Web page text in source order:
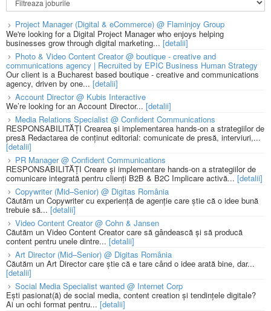
Project Manager (Digital & eCommerce) @ Flaminjoy Group
We're looking for a Digital Project Manager who enjoys helping
businesses grow through digital marketing... [detalii]
Photo & Video Content Creator @ boutique - creative and
communications agency | Recruited by EPIC Business Human Strategy
Our client is a Bucharest based boutique - creative and communications
agency, driven by one... [detalii]
Account Director @ Kubis Interactive
We’re looking for an Account Director... [detalii]
Media Relations Specialist @ Confident Communications
RESPONSABILITĂȚI Crearea și implementarea hands-on a strategiilor de
presă Redactarea de conținut editorial: comunicate de presă, interviuri,...
[detalii]
PR Manager @ Confident Communications
RESPONSABILITĂȚI Creare și implementare hands-on a strategiilor de
comunicare integrată pentru clienți B2B & B2C Implicare activă... [detalii]
Copywriter (Mid–Senior) @ Digitas România
Căutăm un Copywriter cu experiență de agenție care știe că o idee bună
trebuie să... [detalii]
Video Content Creator @ Cohn & Jansen
Căutăm un Video Content Creator care să gândească și să producă
content pentru unele dintre... [detalii]
Art Director (Mid–Senior) @ Digitas România
Căutăm un Art Director care știe că e tare când o idee arată bine, dar...
[detalii]
Social Media Specialist wanted @ Internet Corp
Ești pasionat(ă) de social media, content creation și tendințele digitale?
Ai un ochi format pentru... [detalii]